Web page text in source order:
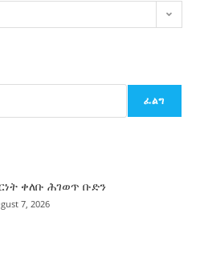
ፈልግ
ቀለቡ ሕገወጥ ቡድን
7, 2026